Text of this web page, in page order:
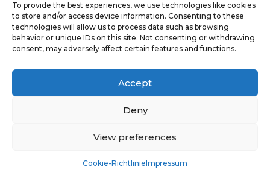
To provide the best experiences, we use technologies like cookies
to store and/or access device information. Consenting to these
technologies will allow us to process data such as browsing
behavior or unique IDs on this site. Not consenting or withdrawing
consent, may adversely affect certain features and functions.
Accept
Deny
View preferences
Cookie-RichtlinieImpressum
RECHTLICHES
Impressum
Datenschutzerklärung